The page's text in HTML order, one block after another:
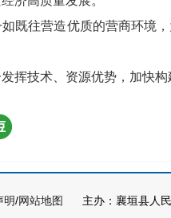
既往营造优质的营商环境
挥技术、资源优势，加快
明/网站地图 主办：襄垣县人民